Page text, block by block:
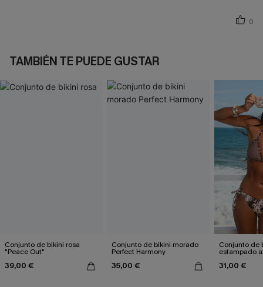
0
TAMBIÉN TE PUEDE GUSTAR
Conjunto de bikini rosa
"Peace Out"
39,00 €
Conjunto de bikini morado
Perfect Harmony
35,00 €
Conjunto de
estampado
31,00 €